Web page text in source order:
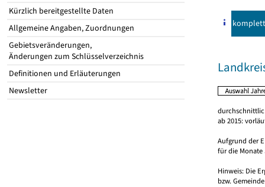
Kürzlich bereitgestellte Daten
Allgemeine Angaben, Zuordnungen
Gebietsveränderungen,
Änderungen zum Schlüsselverzeichnis
Definitionen und Erläuterungen
Newsletter
komplett
ab 2015:
Aufgrund der
für die Monate
Hinweis: Die
bzw.